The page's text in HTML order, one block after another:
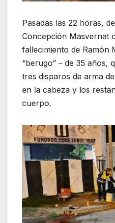
Pasadas las 22 horas,
Concepción Masvernat
fallecimiento de Ramón
“berugo” – de 35 años,
tres disparos de arma
en la cabeza y los
cuerpo.